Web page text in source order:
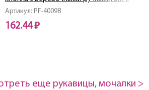
Артикул: PF-40098
см (8х80см с ручками), hard
162.44 ₽
еще рукавицы, мочалки >